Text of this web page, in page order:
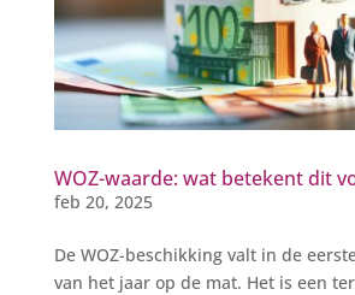
WOZ-waarde: wat betekent dit
feb 20, 2025
De WOZ-beschikking valt in de
van het jaar op de mat. Het is een